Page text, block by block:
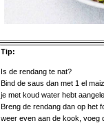
Tip:
Is de rendang te nat?
Bind de saus dan met 1 el
je met koud water hebt
Breng de rendang dan op het
weer even aan de kook, voeg